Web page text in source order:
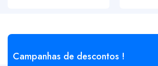
Campanhas de descontos !